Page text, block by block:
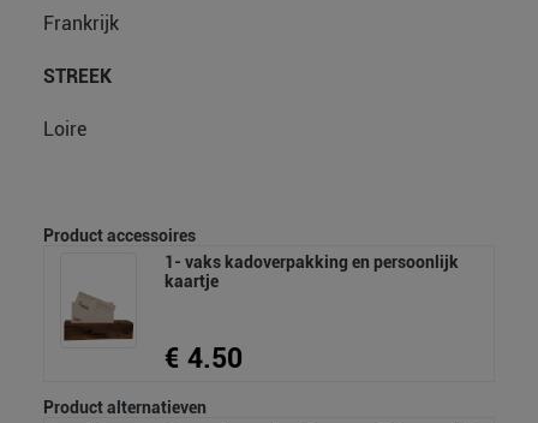
Frankrijk
STREEK
Loire
Product accessoires
1- vaks kadoverpakking en persoonlijk
kaartje
€ 4.50
Product alternatieven